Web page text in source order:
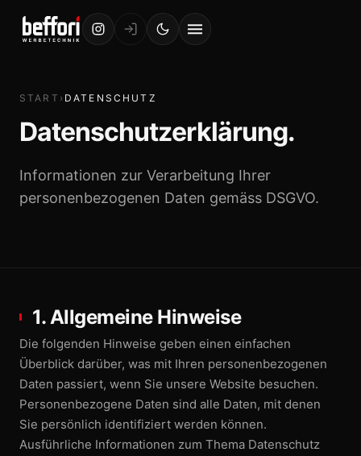
Aufkleber + Etiketten
Fensterbeschriftung
Fahrzeugbeschriftung
Roll-Up Displays
Faltpavillon
Beachflags + Fahnen
Schlüsselbänder
LICHTWERBUNG
START › DATENSCHUTZ
Datenschutz­erklärung.
Informationen zur Verarbeitung Ihrer
personenbezogenen Daten gemäss DSGVO.
1. Allgemeine Hinweise
Die folgenden Hinweise geben einen einfachen
Überblick darüber, was mit Ihren personen­bezogenen
Daten passiert, wenn Sie unsere Website besuchen.
Personen­bezogene Daten sind alle Daten, mit denen
Sie persönlich identifiziert werden können.
Ausführliche Informationen zum Thema Datenschutz